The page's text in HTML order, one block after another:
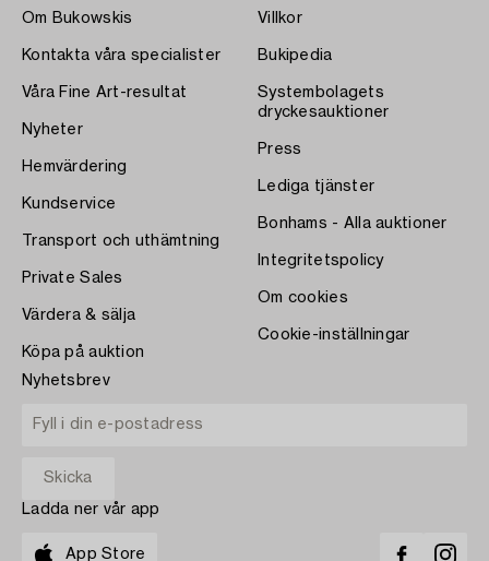
Om Bukowskis
Kontakta våra specialister
Våra Fine Art-resultat
Nyheter
Hemvärdering
Kundservice
Transport och uthämtning
Private Sales
Värdera & sälja
Köpa på auktion
Villkor
Bukipedia
Systembolagets
dryckesauktioner
Press
Lediga tjänster
Bonhams - Alla auktioner
Integritetspolicy
Om cookies
Cookie-inställningar
Nyhetsbrev
Ladda ner vår app
App Store